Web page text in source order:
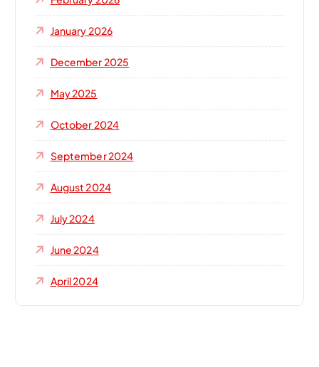
January 2026
December 2025
May 2025
October 2024
September 2024
August 2024
July 2024
June 2024
April 2024